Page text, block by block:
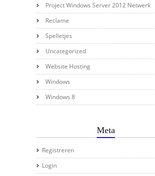
Project Windows Server 2012 Netwerk
Reclame
Spelletjes
Uncategorized
Website Hosting
Windows
Windows 8
Meta
Registreren
Login